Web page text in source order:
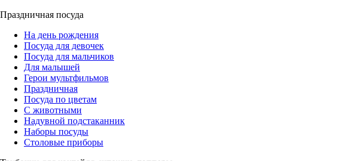
Праздничная посуда
На день рождения
Посуда для девочек
Посуда для мальчиков
Для малышей
Герои мультфильмов
Праздничная
Посуда по цветам
С животными
Надувной подстаканник
Наборы посуды
Столовые приборы